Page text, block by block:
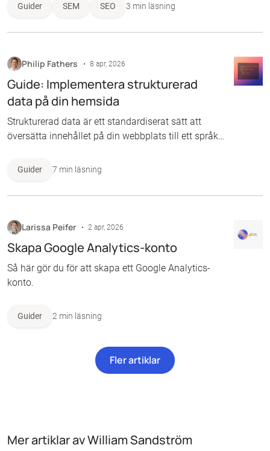
Facebook-annons.
Guider SEM SEO 3 min läsning
Philip Fathers 8 apr, 2026
Guide: Implementera strukturerad
data på din hemsida
Strukturerad data är ett standardiserat sätt att
översätta innehållet på din webbplats till ett språk
hoppas att Google ska lista ut att ”Svart t-shirt, 299
(och inte ett modellnummer) och att “skickas
produkten etiketter som berättar exakt vad
informationen betyder. Så här gör du för att
använda det.
Guider 7 min läsning
Larissa Peifer 2 apr, 2026
Skapa Google Analytics-konto
Så här gör du för att skapa ett Google Analytics-
konto.
Guider 2 min läsning
Fler artiklar
Mer artiklar av William Sandström